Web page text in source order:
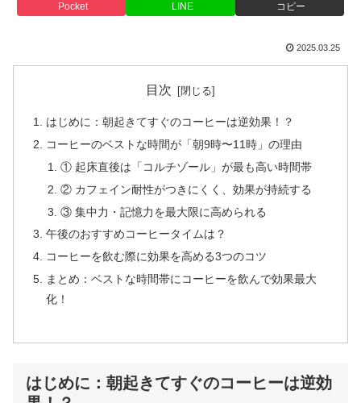
Pocket LINE コピー
2025.03.25
目次
はじめに：朝起きてすぐのコーヒーは逆効果！？
コーヒーのベストな時間が「朝9時〜11時」の理由
① 起床直後は「コルチゾール」が最も高い時間帯
② カフェイン耐性がつきにくく、効果が持続する
③ 集中力・記憶力を最大限に高められる
午後のおすすめコーヒータイムは？
コーヒーを飲む際に効果を高める3つのコツ
まとめ：ベストな時間帯にコーヒーを飲んで効果最大
化！
はじめに：朝起きてすぐのコーヒーは逆効